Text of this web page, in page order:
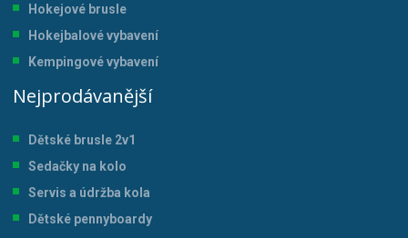
Hokejové brusle
Hokejbalové vybavení
Kempingové vybavení
Nejprodávanější
Dětské brusle 2v1
Sedačky na kolo
Servis a údržba kola
Dětské pennyboardy